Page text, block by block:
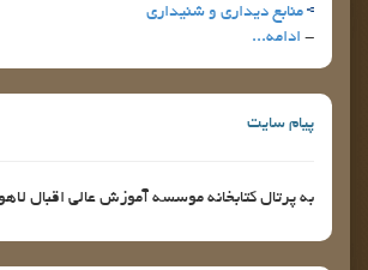
منابع ديداري و شنيداري
- ادامه...
پیام سایت
به پرتال کتابخانه موسسه آموزش عالی اقبال